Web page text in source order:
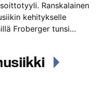
Ranskalainen
kehitykselle
Froberger tunsi…